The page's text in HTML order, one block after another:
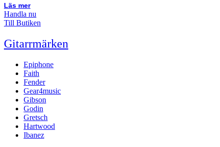
Läs mer
Handla nu
Till Butiken
Gitarrmärken
Epiphone
Faith
Fender
Gear4music
Gibson
Godin
Gretsch
Hartwood
Ibanez